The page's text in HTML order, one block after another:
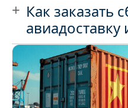
Как заказать